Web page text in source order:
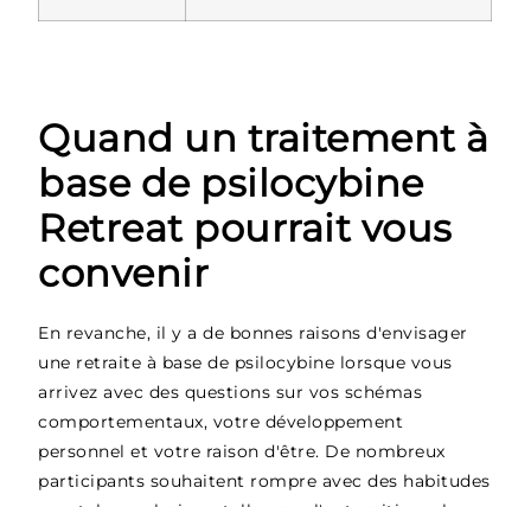
Quand un traitement à
base de psilocybine
Retreat pourrait vous
convenir
En revanche, il y a de bonnes raisons d'envisager
une retraite à base de psilocybine lorsque vous
arrivez avec des questions sur vos schémas
comportementaux, votre développement
personnel et votre raison d'être. De nombreux
participants souhaitent rompre avec des habitudes